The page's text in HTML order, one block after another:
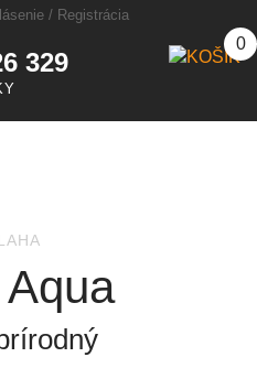
/ Registrácia
329
0